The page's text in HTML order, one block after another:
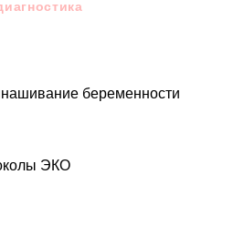
беременности
ЭКО